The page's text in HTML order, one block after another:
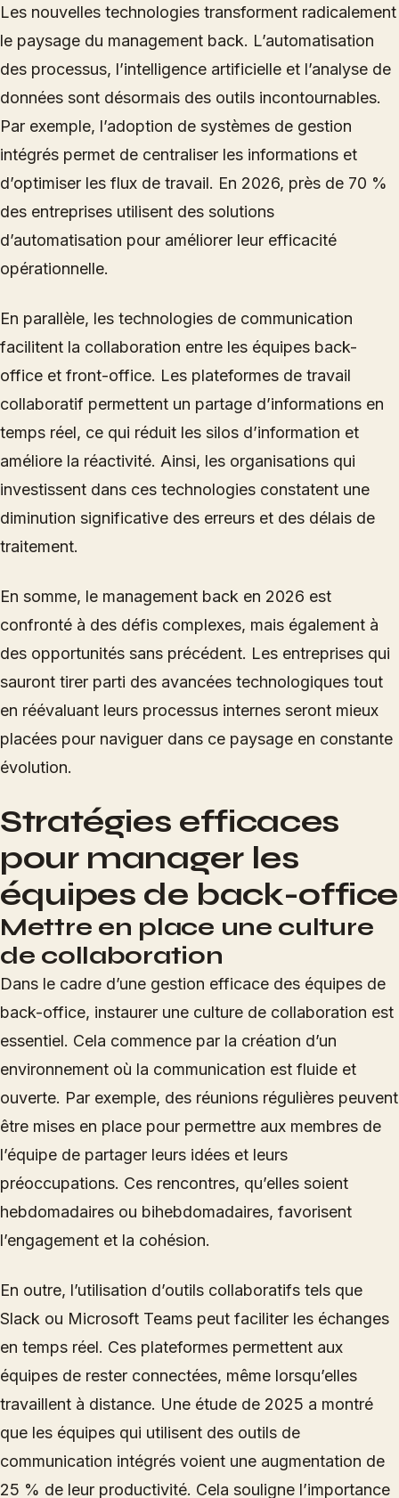
Les nouvelles technologies transforment radicalement
le paysage du management back. L’automatisation
des processus, l’intelligence artificielle et l’analyse de
données sont désormais des outils incontournables.
Par exemple, l’adoption de systèmes de gestion
intégrés permet de centraliser les informations et
d’optimiser les flux de travail. En 2026, près de 70 %
des entreprises utilisent des solutions
d’automatisation pour améliorer leur efficacité
opérationnelle.
En parallèle, les technologies de communication
facilitent la collaboration entre les équipes back-
office et front-office. Les plateformes de travail
collaboratif permettent un partage d’informations en
temps réel, ce qui réduit les silos d’information et
améliore la réactivité. Ainsi, les organisations qui
investissent dans ces technologies constatent une
diminution significative des erreurs et des délais de
traitement.
En somme, le management back en 2026 est
confronté à des défis complexes, mais également à
des opportunités sans précédent. Les entreprises qui
sauront tirer parti des avancées technologiques tout
en réévaluant leurs processus internes seront mieux
placées pour naviguer dans ce paysage en constante
évolution.
Stratégies efficaces
pour manager les
équipes de back-office
Mettre en place une culture
de collaboration
Dans le cadre d’une gestion efficace des équipes de
back-office, instaurer une culture de collaboration est
essentiel. Cela commence par la création d’un
environnement où la communication est fluide et
ouverte. Par exemple, des réunions régulières peuvent
être mises en place pour permettre aux membres de
l’équipe de partager leurs idées et leurs
préoccupations. Ces rencontres, qu’elles soient
hebdomadaires ou bihebdomadaires, favorisent
l’engagement et la cohésion.
En outre, l’utilisation d’outils collaboratifs tels que
Slack ou Microsoft Teams peut faciliter les échanges
en temps réel. Ces plateformes permettent aux
équipes de rester connectées, même lorsqu’elles
travaillent à distance. Une étude de 2025 a montré
que les équipes qui utilisent des outils de
communication intégrés voient une augmentation de
25 % de leur productivité. Cela souligne l’importance